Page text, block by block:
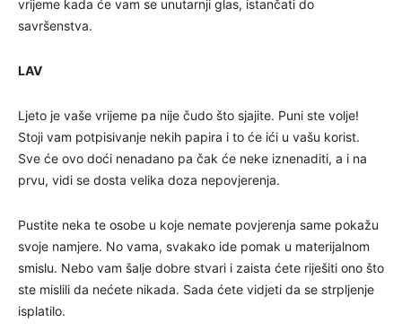
vrijeme kada će vam se unutarnji glas, istančati do
savršenstva.
LAV
Ljeto je vaše vrijeme pa nije čudo što sjajite. Puni ste volje!
Stoji vam potpisivanje nekih papira i to će ići u vašu korist.
Sve će ovo doći nenadano pa čak će neke iznenaditi, a i na
prvu, vidi se dosta velika doza nepovjerenja.
Pustite neka te osobe u koje nemate povjerenja same pokažu
svoje namjere. No vama, svakako ide pomak u materijalnom
smislu. Nebo vam šalje dobre stvari i zaista ćete riješiti ono što
ste mislili da nećete nikada. Sada ćete vidjeti da se strpljenje
isplatilo.